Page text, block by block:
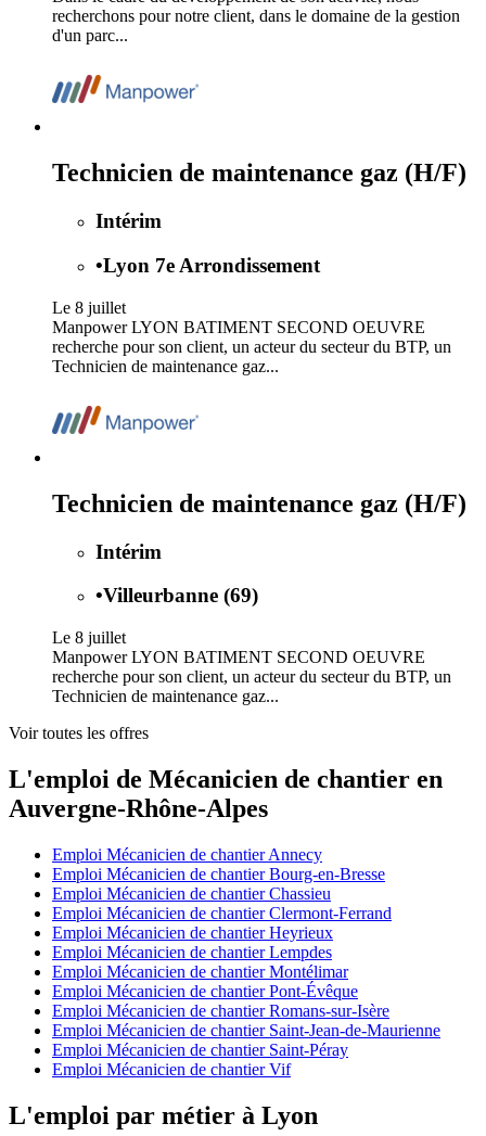
recherchons pour notre client, dans le domaine de la gestion
d'un parc...
Technicien de maintenance gaz (H/F)
Intérim
•Lyon 7e Arrondissement
Le 8 juillet
Manpower LYON BATIMENT SECOND OEUVRE
recherche pour son client, un acteur du secteur du BTP, un
Technicien de maintenance gaz...
Technicien de maintenance gaz (H/F)
Intérim
•Villeurbanne (69)
Le 8 juillet
Manpower LYON BATIMENT SECOND OEUVRE
recherche pour son client, un acteur du secteur du BTP, un
Technicien de maintenance gaz...
Voir toutes les offres
L'emploi de Mécanicien de chantier en
Auvergne-Rhône-Alpes
Emploi Mécanicien de chantier Annecy
Emploi Mécanicien de chantier Bourg-en-Bresse
Emploi Mécanicien de chantier Chassieu
Emploi Mécanicien de chantier Clermont-Ferrand
Emploi Mécanicien de chantier Heyrieux
Emploi Mécanicien de chantier Lempdes
Emploi Mécanicien de chantier Montélimar
Emploi Mécanicien de chantier Pont-Évêque
Emploi Mécanicien de chantier Romans-sur-Isère
Emploi Mécanicien de chantier Saint-Jean-de-Maurienne
Emploi Mécanicien de chantier Saint-Péray
Emploi Mécanicien de chantier Vif
L'emploi par métier à Lyon